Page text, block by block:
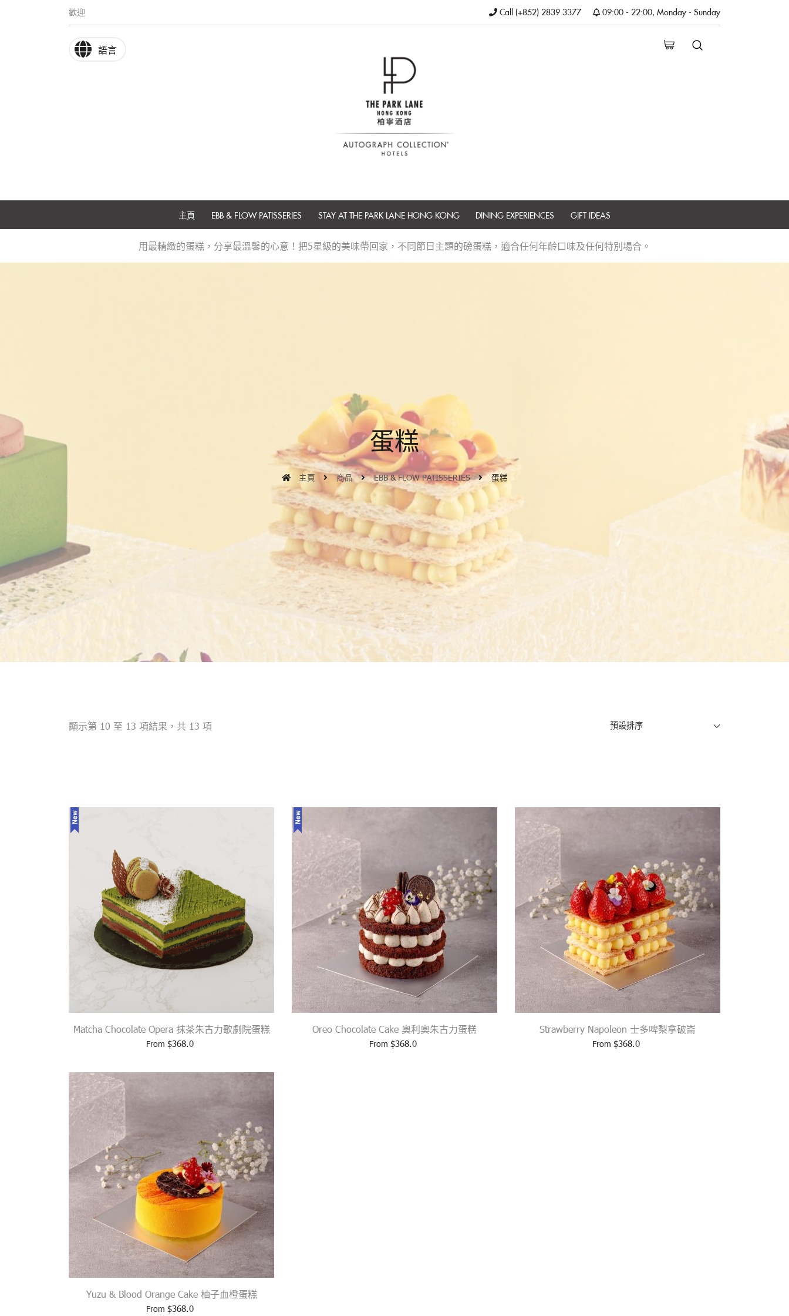
歡迎 Call (+852) 2839 3377 09:00 - 22:00, Monday - Sunday
語言
主頁 EBB & FLOW PATISSERIES STAY AT THE PARK LANE HONG KONG DINING EXPERIENCES GIFT IDEAS
用最精緻的蛋糕，分享最溫馨的心意！把5星級的美味帶回家，不同節日主題的磅蛋糕，適合任何年齡口味及任何特別場合。
蛋糕
主頁 商品 EBB & FLOW PATISSERIES 蛋糕
顯示第 10 至 13 項結果，共 13 項
New
Matcha Chocolate Opera 抹茶朱古力歌劇院蛋糕
From $368.0
New
Oreo Chocolate Cake 奧利奧朱古力蛋糕
From $368.0
Strawberry Napoleon 士多啤梨拿破崙
From $368.0
Yuzu & Blood Orange Cake 柚子血橙蛋糕
From $368.0